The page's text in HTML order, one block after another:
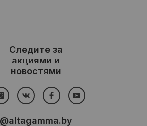
Следите за
акциями и
новостями
@altagamma.by